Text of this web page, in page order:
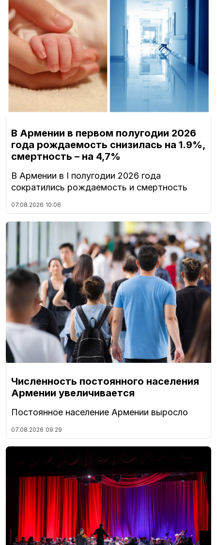
В Армении в первом полугодии 2026
года рождаемость снизилась на 1.9%,
смертность – на 4,7%
В Армении в I полугодии 2026 года
сократились рождаемость и смертность
07.08.2026 10:06
Численность постоянного населения
Армении увеличивается
Постоянное население Армении выросло
07.08.2026 09:29